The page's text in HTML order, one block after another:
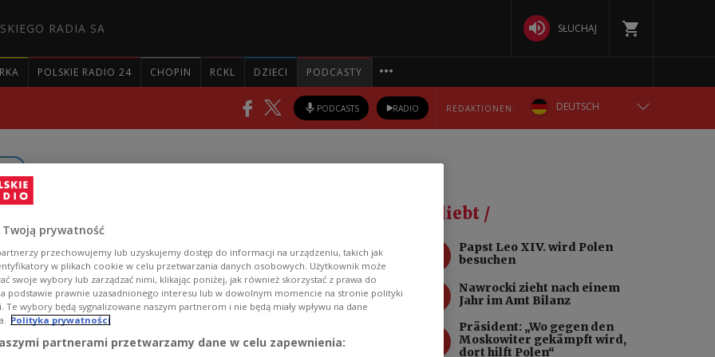
RADIA SA SŁUCHAJ
POLSKIE RADIO 24 CHOPIN RCKL DZIECI PODCASTY
PODCASTS RADIO REDAKTIONEN: DEUTSCH
УКРАЇНСЬКА
Wie es dazu kommen
fanden Ereignisse statt, die bis heute einen tiefen
polnische Verhältnis zur Ukraine werfen.
Beliebt /
Papst Leo XIV. wird Polen
besuchen
Nawrocki zieht nach einem
Jahr im Amt Bilanz
Präsident: „Wo gegen den
Moskowiter gekämpft wird,
dort hilft Polen“
Twoją prywatność
przechowujemy lub uzyskujemy dostęp do informacji na urządzeniu, takich jak
w plikach cookie w celu przetwarzania danych osobowych. Użytkownik może
swoje wybory lub zarządzać nimi, klikając poniżej, jak również skorzystać z prawa do
podstawie prawnie uzasadnionego interesu lub w dowolnym momencie na stronie polityki
Te wybory będą sygnalizowane naszym partnerom i nie będą miały wpływu na dane
Polityka prywatności
partnerami przetwarzamy dane w celu zapewnienia: